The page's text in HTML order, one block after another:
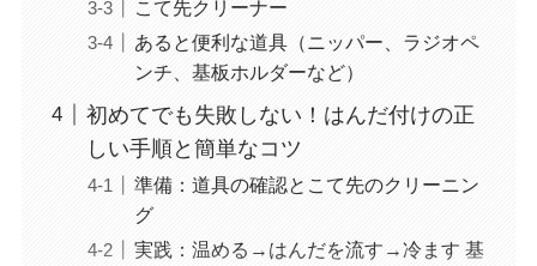
こて先クリーナー
あると便利な道具（ニッパー、ラジオペ
ンチ、基板ホルダーなど）
初めてでも失敗しない！はんだ付けの正
しい手順と簡単なコツ
準備：道具の確認とこて先のクリーニン
グ
実践：温める→はんだを流す→冷ます 基